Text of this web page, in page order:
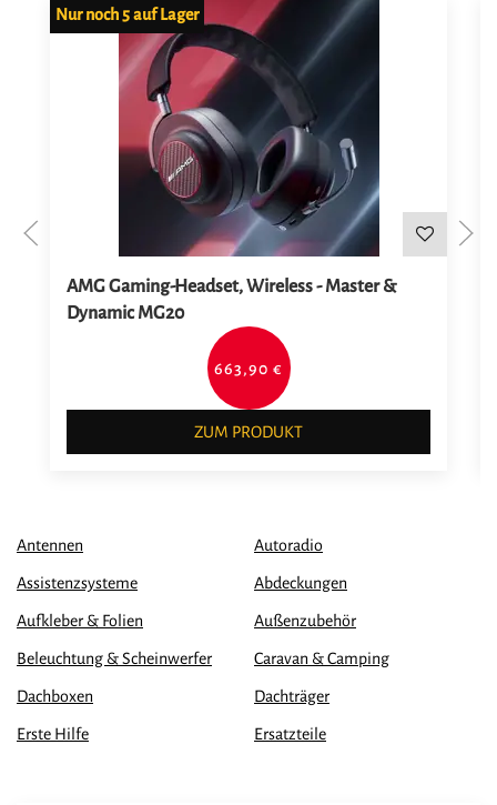
Nur noch 5auf Lager
AMG Gaming-Headset, Wireless - Master &
Dynamic MG20
663,90 €
ZUM PRODUKT
Antennen Autoradio
Assistenzsysteme Abdeckungen
Aufkleber & Folien Außenzubehör
Beleuchtung & Scheinwerfer Caravan & Camping
Dachboxen Dachträger
Erste Hilfe Ersatzteile